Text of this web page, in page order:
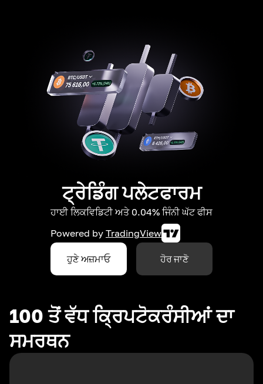
ਟ੍ਰੇਡਿੰਗ ਪਲੇਟਫਾਰਮ
ਹਾਈ ਲਿਕਵਿਡਿਟੀ ਅਤੇ 0.04% ਜਿੰਨੀ ਘੱਟ ਫੀਸ
Powered by TradingView
ਹੁਣੇ ਅਜ਼ਮਾਓ ਹੋਰ ਜਾਣੋ
100 ਤੋਂ ਵੱਧ ਕ੍ਰਿਪਟੋਕਰੰਸੀਆਂ ਦਾ
ਸਮਰਥਨ